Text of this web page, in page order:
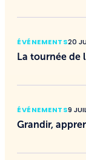
ÉVÉNEMENTS20
La tournée de
ÉVÉNEMENTS9
Grandir,